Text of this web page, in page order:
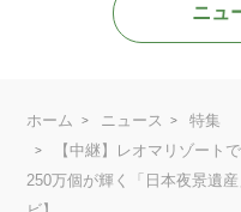
ニュ
ホーム ニュース
特集
【中継】レオマリゾート
250万個が輝く「日本夜景遺